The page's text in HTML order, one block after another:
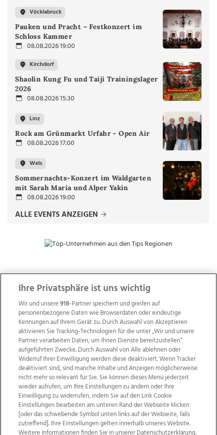
Vöcklabruck
Pauken und Pracht – Festkonzert im
Schloss Kammer
08.08.2026 19:00
Kirchdorf
Shaolin Kung Fu und Taiji Trainingslager
2026
08.08.2026 15:30
Linz
Rock am Grünmarkt Urfahr - Open Air
08.08.2026 17:00
Wels
Sommernachts-Konzert im Waldgarten
mit Sarah Maria und Alper Yakin
08.08.2026 19:00
ALLE EVENTS ANZEIGEN
ZUR NACHRICHTENÜBERSICHT
Wir über uns Mediadaten Kontakt
Jobs
Datenschutz
Impressum
AGB Anzeigekunden
Ihre Privatsphäre ist uns wichtig
Wir und unsere918-Partner speichern und greifen auf
personenbezogene Daten wie Browserdaten oder eindeutige
Kennungen auf Ihrem Gerät zu. Durch Auswahl von Akzeptieren
aktivieren Sie Tracking-Technologien für die unter „Wir und unsere
Partner verarbeiten Daten, um Ihnen Dienste bereitzustellen“
aufgeführten Zwecke. Durch Auswahl von Alle ablehnen oder
Widerruf Ihrer Einwilligung werden diese deaktiviert. Wenn Tracker
deaktiviert sind, sind manche Inhalte und Anzeigen möglicherweise
nicht mehr so relevant für Sie. Sie können dieses Menü jederzeit
wieder aufrufen, um Ihre Einstellungen zu ändern oder Ihre
Einwilligung zu widerrufen, indem Sie auf den Link Cookie
Einstellungen bearbeiten am unteren Rand der Webseite klicken
[oder das schwebende Symbol unten links auf der Webseite, falls
zutreffend]. Ihre Einstellungen gelten innerhalb unseres Website.
Weitere Informationen finden Sie in unserer Datenschutzerklärung.